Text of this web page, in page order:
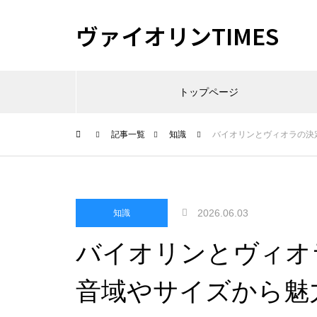
ヴァイオリンTIMES
トップページ
記事一覧 知識 バイオリンとヴィオラの
知識 2026.06.03
バイオリンとヴィ
音域やサイズから魅